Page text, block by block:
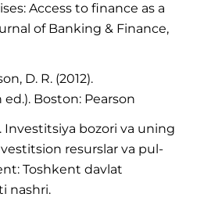
Access to finance as a
of Banking & Finance,
D. R. (2012).
Boston: Pearson
Investitsiya bozori va uning
resurslar va pul-
Toshkent davlat
nashri.